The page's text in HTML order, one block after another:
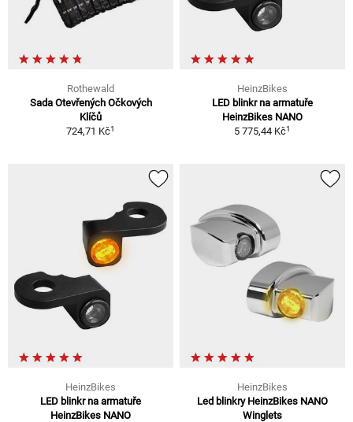
Rothewald
Sada Otevřených Očkových
Klíčů
724,71 Kč1
HeinzBikes
LED blinkr na armatuře
HeinzBikes NANO
5 775,44 Kč1
HeinzBikes
LED blinkr na armatuře
HeinzBikes NANO
HeinzBikes
Led blinkry HeinzBikes NANO
Winglets